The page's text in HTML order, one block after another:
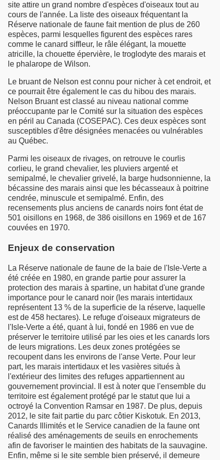
site attire un grand nombre d'espèces d'oiseaux tout au
cours de l'année. La liste des oiseaux fréquentant la
Réserve nationale de faune fait mention de plus de 260
espèces, parmi lesquelles figurent des espèces rares
comme le canard siffleur, le râle élégant, la mouette
atricille, la chouette épervière, le troglodyte des marais et
le phalarope de Wilson.
Le bruant de Nelson est connu pour nicher à cet endroit, et
ce pourrait être également le cas du hibou des marais.
Nelson Bruant est classé au niveau national comme
préoccupante par le Comité sur la situation des espèces
en péril au Canada (COSEPAC). Ces deux espèces sont
susceptibles d'être désignées menacées ou vulnérables
au Québec.
Parmi les oiseaux de rivages, on retrouve le courlis
corlieu, le grand chevalier, les pluviers argenté et
semipalmé, le chevalier grivelé, la barge hudsonnienne, la
bécassine des marais ainsi que les bécasseaux à poitrine
cendrée, minuscule et semipalmé. Enfin, des
recensements plus anciens de canards noirs font état de
501 oisillons en 1968, de 386 oisillons en 1969 et de 167
couvées en 1970.
Enjeux de conservation
La Réserve nationale de faune de la baie de l'Isle-Verte a
été créée en 1980, en grande partie pour assurer la
protection des marais à spartine, un habitat d'une grande
importance pour le canard noir (les marais intertidaux
représentent 13 % de la superficie de la réserve, laquelle
est de 458 hectares). Le refuge d'oiseaux migrateurs de
l'Isle-Verte a été, quant à lui, fondé en 1986 en vue de
préserver le territoire utilisé par les oies et les canards lors
de leurs migrations. Les deux zones protégées se
recoupent dans les environs de l'anse Verte. Pour leur
part, les marais intertidaux et les vasières situés à
l'extérieur des limites des refuges appartiennent au
gouvernement provincial. Il est à noter que l'ensemble du
territoire est également protégé par le statut que lui a
octroyé la Convention Ramsar en 1987. De plus, depuis
2012, le site fait partie du parc côtier Kiskotuk. En 2013,
Canards Illimités et le Service canadien de la faune ont
réalisé des aménagements de seuils en enrochements
afin de favoriser le maintien des habitats de la sauvagine.
Enfin, même si le site semble bien préservé, il demeure